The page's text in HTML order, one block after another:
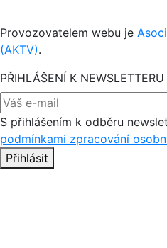
Provozovatelem webu je
(AKTV).
PŘIHLÁŠENÍ K NEWSLETTERU
S přihlášením k odběru
podmínkami zpracování
Přihlásit